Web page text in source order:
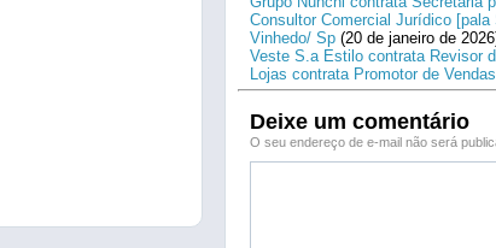
Consultor Comercial Jurídico
Vinhedo/ Sp (20 de janeiro de
Veste S.a Estilo contrata Revisor
Lojas contrata Promotor de
Deixe um comentário
O seu endereço de e-mail não será